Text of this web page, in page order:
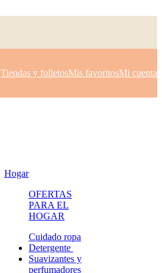
Tiendas y folletosMis favoritosMi cuenta
Hogar
OFERTAS
PARA EL
HOGAR
Cuidado ropa
Detergente
Suavizantes y
perfumadores